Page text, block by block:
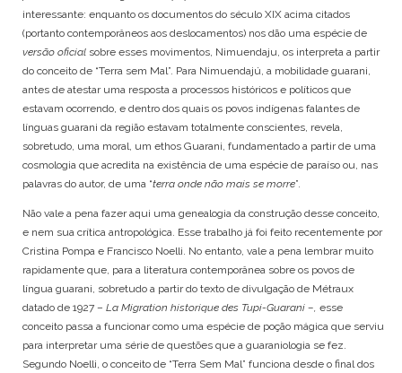
interessante: enquanto os documentos do século XIX acima citados
(portanto contemporâneos aos deslocamentos) nos dão uma espécie de
versão oficial sobre esses movimentos, Nimuendaju, os interpreta a partir
do conceito de “Terra sem Mal”. Para Nimuendajú, a mobilidade guarani,
antes de atestar uma resposta a processos históricos e políticos que
estavam ocorrendo, e dentro dos quais os povos indígenas falantes de
línguas guarani da região estavam totalmente conscientes, revela,
sobretudo, uma moral, um ethos Guarani, fundamentado a partir de uma
cosmologia que acredita na existência de uma espécie de paraíso ou, nas
palavras do autor, de uma “terra onde não mais se morre”.
Não vale a pena fazer aqui uma genealogia da construção desse conceito,
e nem sua crítica antropológica. Esse trabalho já foi feito recentemente por
Cristina Pompa e Francisco Noelli. No entanto, vale a pena lembrar muito
rapidamente que, para a literatura contemporânea sobre os povos de
língua guarani, sobretudo a partir do texto de divulgação de Métraux
datado de 1927 – La Migration historique des Tupi-Guarani –, esse
conceito passa a funcionar como uma espécie de poção mágica que serviu
para interpretar uma série de questões que a guaraniologia se fez.
Segundo Noelli, o conceito de “Terra Sem Mal” funciona desde o final dos